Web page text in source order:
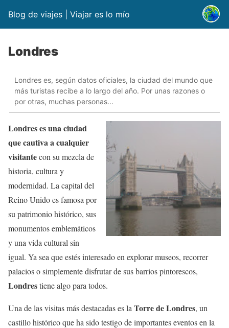
Blog de viajes | Viajar es lo mío
Londres
Londres es, según datos oficiales, la ciudad del mundo que
más turistas recibe a lo largo del año. Por unas razones o
por otras, muchas personas...
Londres es una ciudad
que cautiva a cualquier
visitantecon su mezcla de
historia, cultura y
modernidad. La capital del
Reino Unido es famosa por
su patrimonio histórico, sus
monumentos emblemáticos
y una vida cultural sin
igual. Ya sea que estés interesado en explorar museos, recorrer
palacios o simplemente disfrutar de sus barrios pintorescos,
Londrestiene algo para todos.
Una de las visitas más destacadas es la Torre de Londres, un
castillo histórico que ha sido testigo de importantes eventos en la